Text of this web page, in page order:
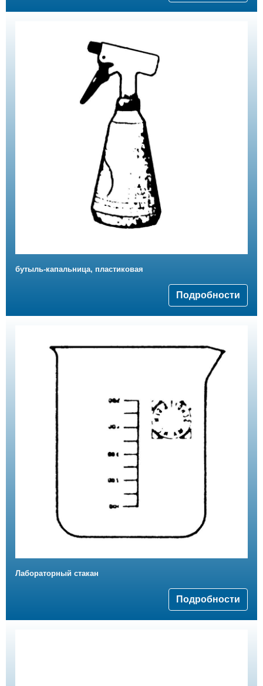
бутыль-капальница, пластиковая
Подробности
Лабораторный стакан
Подробности